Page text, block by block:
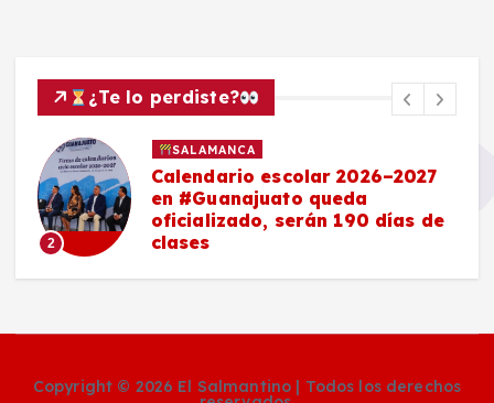
¿Te lo perdiste?
2
SALAMANCA
Calendario escolar 2026–2027
en #Guanajuato queda
oficializado, serán 190 días de
clases
Copyright © 2026 El Salmantino | Todos los derechos